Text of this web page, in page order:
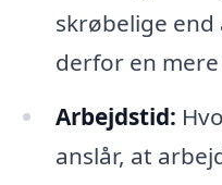
skrøbelige
derfor en
Arbejdstid:
anslår, at